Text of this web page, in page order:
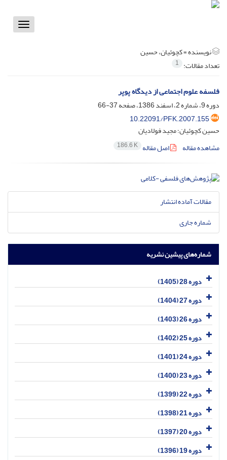
Toggle
نویسنده =کچوئیان، حسین
تعداد مقالات: 1
فلسفه علوم اجتماعی از دیدگاه پوپر
دوره 9، شماره 2، اسفند 1386، صفحه
37-66
10.22091/PFK.2007.155
حسین کچوئیان؛ مجید فولادیان
مشاهده مقاله
اصل مقاله 186.6 K
مقالات آماده انتشار
شماره جاری
شماره‌های پیشین نشریه
دوره 28 (1405)
دوره 27 (1404)
دوره 26 (1403)
دوره 25 (1402)
دوره 24 (1401)
دوره 23 (1400)
دوره 22 (1399)
دوره 21 (1398)
دوره 20 (1397)
دوره 19 (1396)